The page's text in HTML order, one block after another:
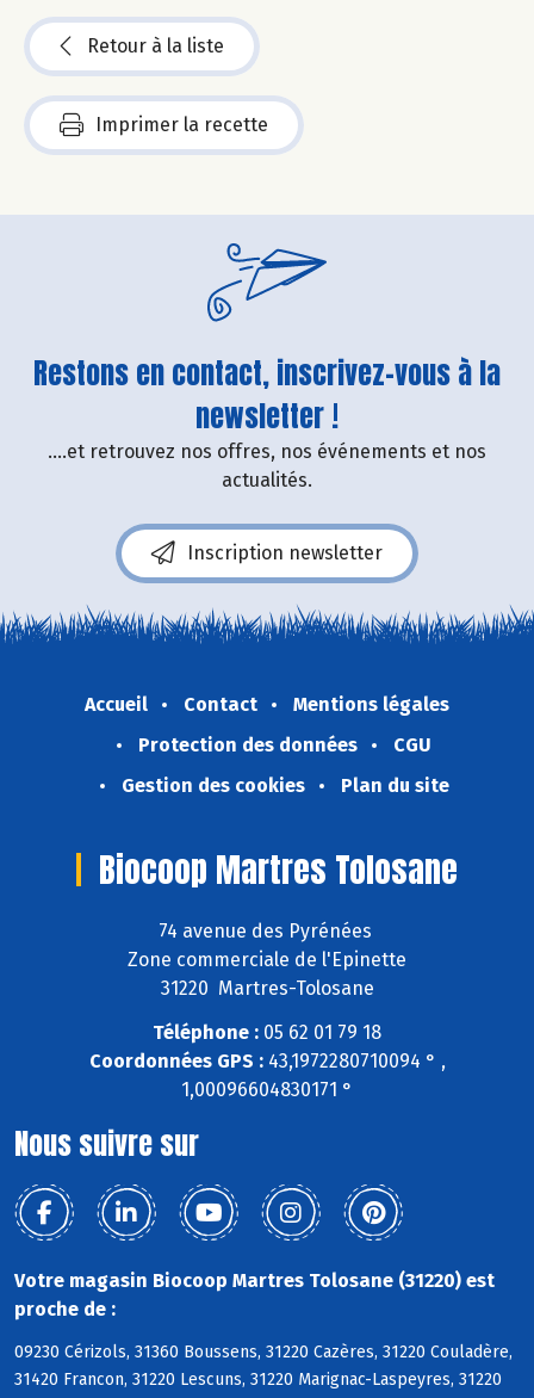
Retour à la liste
Imprimer la recette
Restons en contact, inscrivez-vous à la
newsletter !
....et retrouvez nos offres, nos événements et nos
actualités.
Inscription newsletter
Accueil Contact
Mentions légales
Protection des données
CGU
Gestion des cookies
Plan du site
Biocoop Martres Tolosane
74 avenue des Pyrénées
Zone commerciale de l'Epinette
31220 Martres-Tolosane
Téléphone : 05 62 01 79 18
Coordonnées GPS :43,1972280710094 ° ,
1,00096604830171 °
Nous suivre sur
Votre magasin Biocoop Martres Tolosane (31220) est
proche de :
09230 Cérizols, 31360 Boussens, 31220 Cazères, 31220 Couladère,
31420 Francon, 31220 Lescuns, 31220 Marignac-Laspeyres, 31220